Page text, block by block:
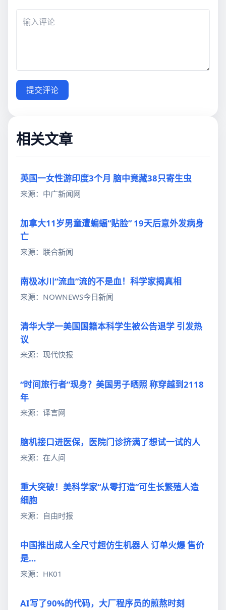
提交评论
相关文章
英国一女性游印度3个月 脑中竟藏38只寄生虫
来源：中广新闻网
加拿大11岁男童遭蝙蝠“贴脸” 19天后意外发病身
亡
来源：联合新闻
南极冰川“流血”流的不是血！科学家揭真相
来源：NOWNEWS今日新闻
清华大学一美国国籍本科学生被公告退学 引发热
议
来源：现代快报
“时间旅行者”现身？美国男子晒照 称穿越到2118
年
来源：译言网
脑机接口进医保，医院门诊挤满了想试一试的人
来源：在人间
重大突破！美科学家“从零打造”可生长繁殖人造
细胞
来源：自由时报
中国推出成人全尺寸超仿生机器人 订单火爆 售价
是…
来源：HK01
AI写了90%的代码，大厂程序员的煎熬时刻